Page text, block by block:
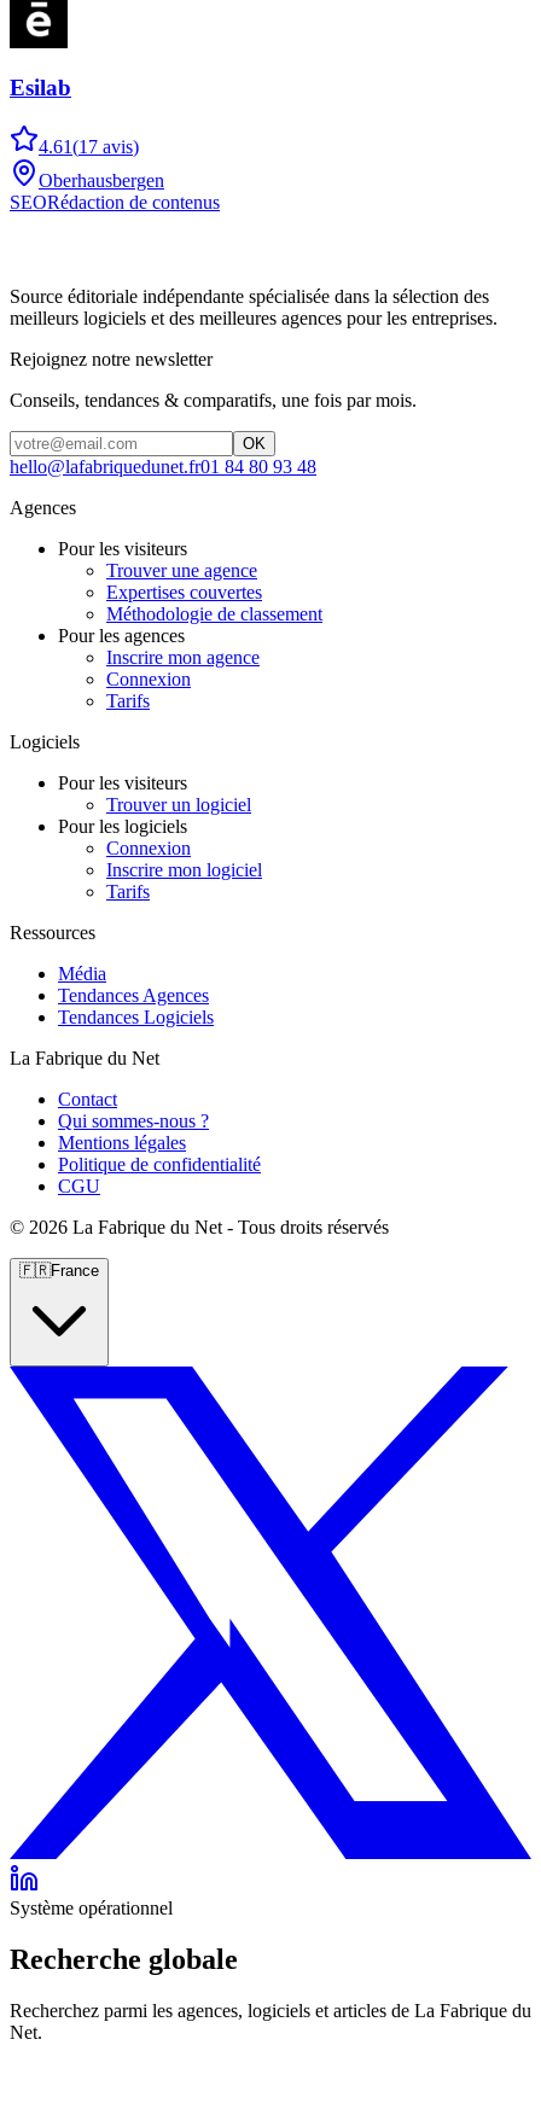
Esilab
4.61(17 avis)
Oberhausbergen
SEORédaction de contenus
Source éditoriale indépendante spécialisée dans la sélection des
meilleurs logiciels et des meilleures agences pour les entreprises.
Rejoignez notre newsletter
Conseils, tendances & comparatifs, une fois par mois.
OK
hello@lafabriquedunet.fr01 84 80 93 48
Agences
Pour les visiteurs
Trouver une agence
Expertises couvertes
Méthodologie de classement
Pour les agences
Inscrire mon agence
Connexion
Tarifs
Logiciels
Pour les visiteurs
Trouver un logiciel
Pour les logiciels
Connexion
Inscrire mon logiciel
Tarifs
Ressources
Média
Tendances Agences
Tendances Logiciels
La Fabrique du Net
Contact
Qui sommes-nous ?
Mentions légales
Politique de confidentialité
CGU
© 2026 La Fabrique du Net - Tous droits réservés
🇫🇷France
Système opérationnel
Recherche globale
Recherchez parmi les agences, logiciels et articles de La Fabrique du
Net.